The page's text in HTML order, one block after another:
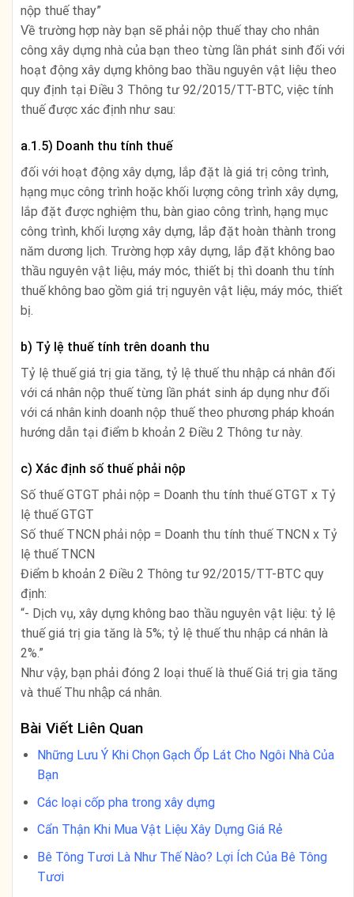
nộp thuế thay”
Về trường hợp này bạn sẽ phải nộp thuế thay cho nhân
công xây dựng nhà của bạn theo từng lần phát sinh đối với
hoạt động xây dựng không bao thầu nguyên vật liệu theo
quy định tại Điều 3 Thông tư 92/2015/TT-BTC, việc tính
thuế được xác định như sau:
a.1.5) Doanh thu tính thuế
đối với hoạt động xây dựng, lắp đặt là giá trị công trình,
hạng mục công trình hoặc khối lượng công trình xây dựng,
lắp đặt được nghiệm thu, bàn giao công trình, hạng mục
công trình, khối lượng xây dựng, lắp đặt hoàn thành trong
năm dương lịch. Trường hợp xây dựng, lắp đặt không bao
thầu nguyên vật liệu, máy móc, thiết bị thì doanh thu tính
thuế không bao gồm giá trị nguyên vật liệu, máy móc, thiết
bị.
b) Tỷ lệ thuế tính trên doanh thu
Tỷ lệ thuế giá trị gia tăng, tỷ lệ thuế thu nhập cá nhân đối
với cá nhân nộp thuế từng lần phát sinh áp dụng như đối
với cá nhân kinh doanh nộp thuế theo phương pháp khoán
hướng dẫn tại điểm b khoản 2 Điều 2 Thông tư này.
c) Xác định số thuế phải nộp
Số thuế GTGT phải nộp = Doanh thu tính thuế GTGT x Tỷ
lệ thuế GTGT
Số thuế TNCN phải nộp = Doanh thu tính thuế TNCN x Tỷ
lệ thuế TNCN
Điểm b khoản 2 Điều 2 Thông tư 92/2015/TT-BTC quy
định:
“- Dịch vụ, xây dựng không bao thầu nguyên vật liệu: tỷ lệ
thuế giá trị gia tăng là 5%; tỷ lệ thuế thu nhập cá nhân là
2%.”
Như vậy, bạn phải đóng 2 loại thuế là thuế Giá trị gia tăng
và thuế Thu nhập cá nhân.
Bài Viết Liên Quan
Những Lưu Ý Khi Chọn Gạch Ốp Lát Cho Ngôi Nhà Của
Bạn
Các loại cốp pha trong xây dựng
Cẩn Thận Khi Mua Vật Liệu Xây Dựng Giá Rẻ
Bê Tông Tươi Là Như Thế Nào? Lợi Ích Của Bê Tông
Tươi